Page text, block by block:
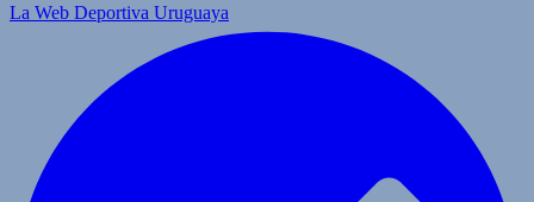
La Web Deportiva Uruguaya